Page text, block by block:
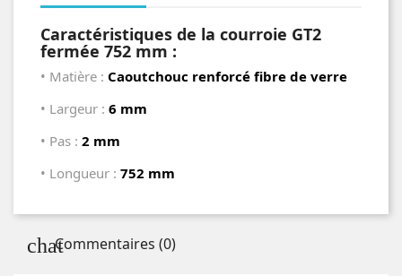
Caractéristiques de la courroie GT2
fermée 752 mm :
• Matière : Caoutchouc renforcé fibre de verre
• Largeur : 6 mm
• Pas : 2 mm
• Longueur : 752 mm
Commentaires (0)